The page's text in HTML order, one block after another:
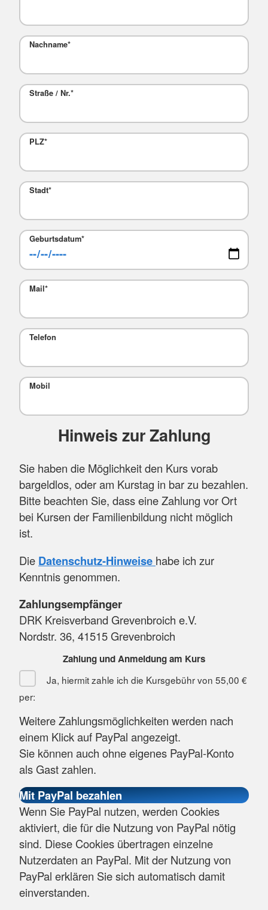
Nachname*
Straße / Nr.*
PLZ*
Stadt*
Geburtsdatum*
Mail*
Telefon
Mobil
Hinweis zur Zahlung
Sie haben die Möglichkeit den Kurs vorab
bargeldlos, oder am Kurstag in bar zu bezahlen.
Bitte beachten Sie, dass eine Zahlung vor Ort
bei Kursen der Familienbildung nicht möglich
ist.
Die Datenschutz-Hinweise habe ich zur
Kenntnis genommen.
Zahlungsempfänger
DRK Kreisverband Grevenbroich e.V.
Nordstr. 36, 41515 Grevenbroich
Zahlung und Anmeldung am Kurs
Ja, hiermit zahle ich die Kursgebühr von 55,00 €
per:
Weitere Zahlungsmöglichkeiten werden nach
einem Klick auf PayPal angezeigt.
Sie können auch ohne eigenes PayPal-Konto
als Gast zahlen.
Wenn Sie PayPal nutzen, werden Cookies
aktiviert, die für die Nutzung von PayPal nötig
sind. Diese Cookies übertragen einzelne
Nutzerdaten an PayPal. Mit der Nutzung von
PayPal erklären Sie sich automatisch damit
einverstanden.